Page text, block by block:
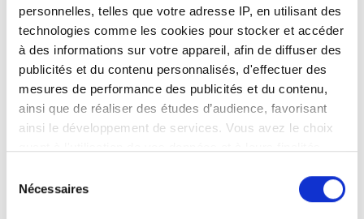
personnelles, telles que votre adresse IP, en utilisant des
technologies comme les cookies pour stocker et accéder
à des informations sur votre appareil, afin de diffuser des
publicités et du contenu personnalisés, d'effectuer des
mesures de performance des publicités et du contenu,
ainsi que de réaliser des études d’audience, favorisant
ainsi le développement de services. Vous avez le choix
tout moment en consultant la Déclaration relative aux
cookies ou en cliquant sur l'icône de confidentialité.
Nécessaires
Prix
EUR 0 - 100
EUR 100 - 200
EUR 200 - 300
EUR 300+
Pasifika Kidney Care Pte Ltd
Lautoka, Fidji
0,81 km du centre-ville
Rafraîchissements Wi-Fi gratuit Parking gratuit
Par traitement
Réserver